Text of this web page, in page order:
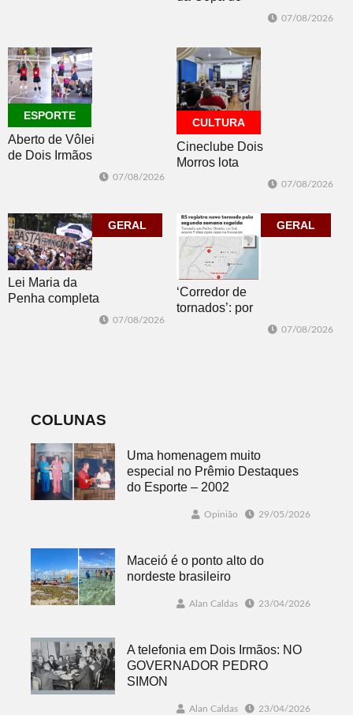
Brasil 2026: veja
do sorteio
07/08/2026
ESPORTE
Aberto de Vôlei
de Dois Irmãos
jogos
07/08/2026
CULTURA
Cineclube Dois
Morros lota
corpo que cai”
07/08/2026
GERAL
Lei Maria da
Penha completa
07/08/2026
GERAL
‘Corredor de
tornados’: por
07/08/2026
COLUNAS
Uma homenagem muito
especial no Prêmio Destaques
do Esporte – 2002
Opinião 29/05/2026
Maceió é o ponto alto do
nordeste brasileiro
Alan Caldas 23/04/2026
A telefonia em Dois Irmãos: NO
GOVERNADOR PEDRO
SIMON
Alan Caldas 23/04/2026